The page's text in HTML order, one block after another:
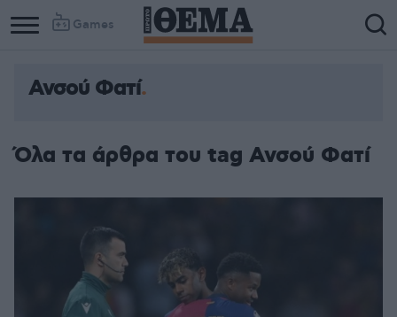
Games
Column
Column
Ανσού Φατί
Όλα τα άρθρα του tag Ανσού Φατί